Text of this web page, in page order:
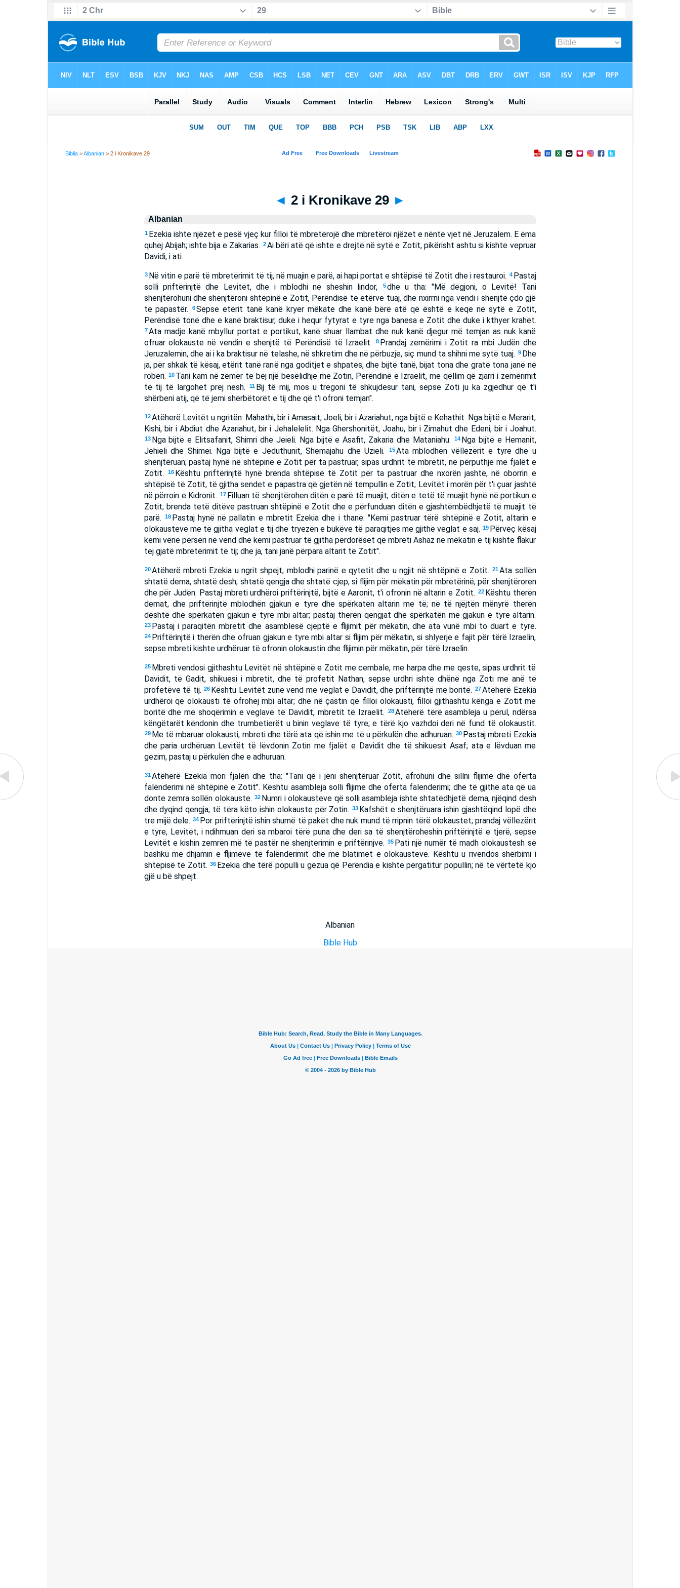
Biblia >Albanian > 2 i Kronikave 29
◄ 2 i Kronikave 29 ►
Albanian
1 Ezekia ishte njëzet e pesë vjeç kur filloi të mbretërojë dhe mbretëroi njëzet e nëntë vjet në Jeruzalem. E ëma
quhej Abijah; ishte bija e Zakarias. 2Ai bëri atë që ishte e drejtë në sytë e Zotit, pikërisht ashtu si kishte vepruar
Davidi, i ati.
3 Në vitin e parë të mbretërimit të tij, në muajin e parë, ai hapi portat e shtëpisë të Zotit dhe i restauroi. 4 Pastaj
solli priftërinjtë dhe Levitët, dhe i mblodhi në sheshin lindor,
5dhe u tha: "Më dëgjoni, o Levitë! Tani
shenjtërohuni dhe shenjtëroni shtëpinë e Zotit, Perëndisë të etërve tuaj, dhe nxirrni nga vendi i shenjtë çdo gjë
të papastër.
6Sepse etërit tanë kanë kryer mëkate dhe kanë bërë atë që është e keqe në sytë e Zotit,
Perëndisë tonë dhe e kanë braktisur, duke i hequr fytyrat e tyre nga banesa e Zotit dhe duke i kthyer krahët.
7 Ata madje kanë mbyllur portat e portikut, kanë shuar llambat dhe nuk kanë djegur më temjan as nuk kanë
ofruar olokauste në vendin e shenjtë të Perëndisë të Izraelit.
8 Prandaj zemërimi i Zotit ra mbi Judën dhe
Jeruzalemin, dhe ai i ka braktisur në telashe, në shkretim dhe në përbuzje, siç mund ta shihni me sytë tuaj. 9 Dhe
ja, për shkak të kësaj, etërit tanë ranë nga goditjet e shpatës, dhe bijtë tanë, bijat tona dhe gratë tona janë në
robëri. 10 Tani kam në zemër të bëj një besëlidhje me Zotin, Perëndinë e Izraelit, me qëllim që zjarri i zemërimit
të tij të largohet prej nesh.
11 Bij të mij, mos u tregoni të shkujdesur tani, sepse Zoti ju ka zgjedhur që t'i
shërbeni atij, që të jemi shërbëtorët e tij dhe që t'i ofroni temjan".
12 Atëherë Levitët u ngritën: Mahathi, bir i Amasait, Joeli, bir i Azariahut, nga bijtë e Kehathit. Nga bijtë e Merarit,
Kishi, bir i Abdiut dhe Azariahut, bir i Jehalelelit. Nga Ghershonitët, Joahu, bir i Zimahut dhe Edeni, bir i Joahut.
13 Nga bijtë e Elitsafanit, Shimri dhe Jeieli. Nga bijtë e Asafit, Zakaria dhe Mataniahu. 14 Nga bijtë e Hemanit,
Jehieli dhe Shimei. Nga bijtë e Jeduthunit, Shemajahu dhe Uzieli.
15 Ata mblodhën vëllezërit e tyre dhe u
shenjtëruan; pastaj hynë në shtëpinë e Zotit për ta pastruar, sipas urdhrit të mbretit, në përputhje me fjalët e
Zotit.
16 Kështu priftërinjtë hynë brënda shtëpisë të Zotit për ta pastruar dhe nxorën jashtë, në oborrin e
shtëpisë të Zotit, të gjitha sendet e papastra që gjetën në tempullin e Zotit; Levitët i morën për t'i çuar jashtë
në përroin e Kidronit. 17 Filluan të shenjtërohen ditën e parë të muajit; ditën e tetë të muajit hynë në portikun e
Zotit; brenda tetë ditëve pastruan shtëpinë e Zotit dhe e përfunduan ditën e gjashtëmbëdhjetë të muajit të
parë.
18 Pastaj hynë në pallatin e mbretit Ezekia dhe i thanë: "Kemi pastruar tërë shtëpinë e Zotit, altarin e
olokausteve me të gjitha veglat e tij dhe tryezën e bukëve të paraqitjes me gjithë veglat e saj. 19 Përveç kësaj
kemi vënë përsëri në vend dhe kemi pastruar të gjitha përdorëset që mbreti Ashaz në mëkatin e tij kishte flakur
tej gjatë mbretërimit të tij; dhe ja, tani janë përpara altarit të Zotit".
20 Atëherë mbreti Ezekia u ngrit shpejt, mblodhi parinë e qytetit dhe u ngjit në shtëpinë e Zotit. 21Ata sollën
shtatë dema, shtatë desh, shtatë qengja dhe shtatë cjep, si flijim për mëkatin për mbretërinë, për shenjtëroren
dhe për Judën. Pastaj mbreti urdhëroi priftërinjtë, bijtë e Aaronit, t'i ofronin në altarin e Zotit. 22 Kështu therën
demat, dhe priftërinjtë mblodhën gjakun e tyre dhe spërkatën altarin me të; në të njëjtën mënyrë therën
deshtë dhe spërkatën gjakun e tyre mbi altar; pastaj therën qengjat dhe spërkatën me gjakun e tyre altarin.
23 Pastaj i paraqitën mbretit dhe asamblesë cjeptë e flijimit për mëkatin, dhe ata vunë mbi to duart e tyre.
24 Priftërinjtë i therën dhe ofruan gjakun e tyre mbi altar si flijim për mëkatin, si shlyerje e fajit për tërë Izraelin,
sepse mbreti kishte urdhëruar të ofronin olokaustin dhe flijimin për mëkatin, për tërë Izraelin.
25 Mbreti vendosi gjithashtu Levitët në shtëpinë e Zotit me cembale, me harpa dhe me qeste, sipas urdhrit të
Davidit, të Gadit, shikuesi i mbretit, dhe të profetit Nathan, sepse urdhri ishte dhënë nga Zoti me anë të
profetëve të tij. 26 Kështu Levitët zunë vend me veglat e Davidit, dhe priftërinjtë me boritë. 27Atëherë Ezekia
urdhëroi që olokausti të ofrohej mbi altar; dhe në çastin që filloi olokausti, filloi gjithashtu kënga e Zotit me
boritë dhe me shoqërimin e veglave të Davidit, mbretit të Izraelit.
28Atëherë tërë asambleja u përul, ndërsa
këngëtarët këndonin dhe trumbetierët u binin veglave të tyre; e tërë kjo vazhdoi deri në fund të olokaustit.
29 Me të mbaruar olokausti, mbreti dhe tërë ata që ishin me të u përkulën dhe adhuruan. 30 Pastaj mbreti Ezekia
dhe paria urdhëruan Levitët të lëvdonin Zotin me fjalët e Davidit dhe të shikuesit Asaf; ata e lëvduan me
gëzim, pastaj u përkulën dhe e adhuruan.
31 Atëherë Ezekia mori fjalën dhe tha: "Tani që i jeni shenjtëruar Zotit, afrohuni dhe sillni flijime dhe oferta
falënderimi në shtëpinë e Zotit". Kështu asambleja solli flijime dhe oferta falenderimi; dhe të gjithë ata që ua
donte zemra sollën olokauste. 32 Numri i olokausteve që solli asambleja ishte shtatëdhjetë dema, njëqind desh
dhe dyqind qengja; të tëra këto ishin olokauste për Zotin.
33 Kafshët e shenjtëruara ishin gjashtëqind lopë dhe
tre mijë dele. 34 Por priftërinjtë ishin shumë të pakët dhe nuk mund të rripnin tërë olokaustet; prandaj vëllezërit
e tyre, Levitët, i ndihmuan deri sa mbaroi tërë puna dhe deri sa të shenjtëroheshin priftërinjtë e tjerë, sepse
Levitët e kishin zemrën më të pastër në shenjtërimin e priftërinjve. 35 Pati një numër të madh olokaustesh së
bashku me dhjamin e fljimeve të falënderimit dhe me blatimet e olokausteve. Kështu u rivendos shërbimi i
shtëpisë të Zotit. 36 Ezekia dhe tërë populli u gëzua që Perëndia e kishte përgatitur popullin; në të vërtetë kjo
gjë u bë shpejt.
Albanian
Bible Hub